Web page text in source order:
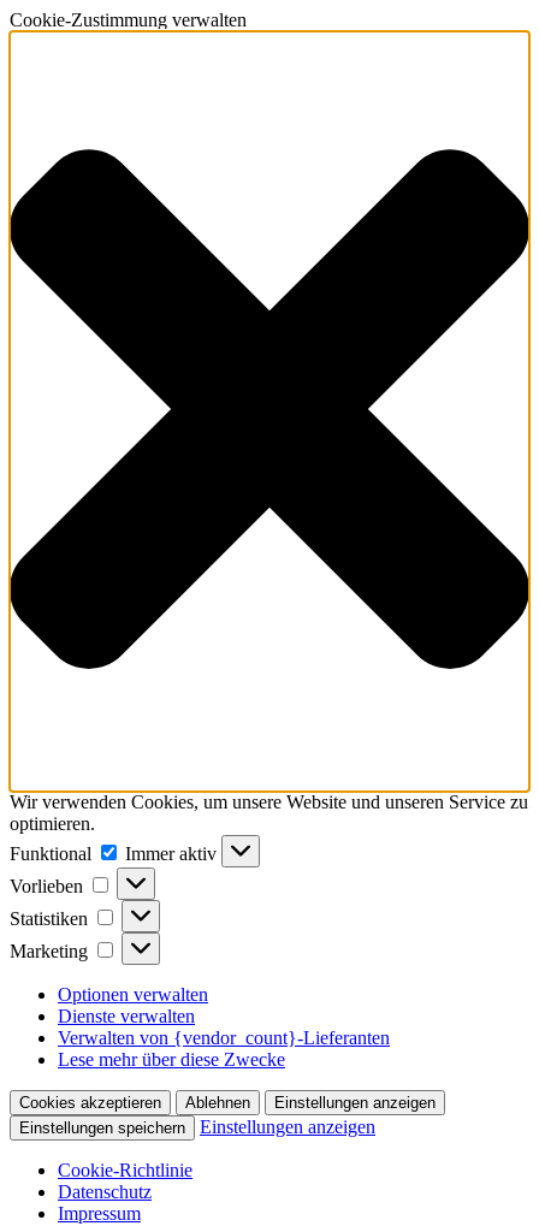
Cookie-Zustimmung verwalten
Wir verwenden Cookies, um unsere Website und unseren Service zu
optimieren.
Funktional
Funktional
Immer aktiv
Vorlieben
Vorlieben
Statistiken Statistiken
Marketing Marketing
Optionen verwalten
Dienste verwalten
Verwalten von {vendor_count}-Lieferanten
Lese mehr über diese Zwecke
Cookies akzeptieren Ablehnen
Einstellungen anzeigen
Einstellungen speichern
Einstellungen anzeigen
Cookie-Richtlinie
Datenschutz
Impressum